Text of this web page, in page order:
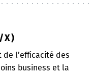
X)
l’efficacité des
business et la